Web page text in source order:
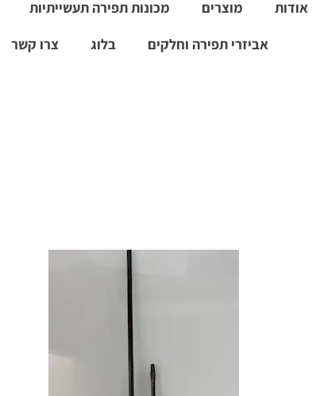
אודות מוצרים מכונות תפירה תעשייתיות
אביזרי תפירה וחלקים
בלוג צרו קשר